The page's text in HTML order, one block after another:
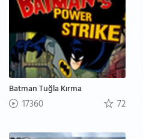
Batman Tuğla Kırma
17360 72